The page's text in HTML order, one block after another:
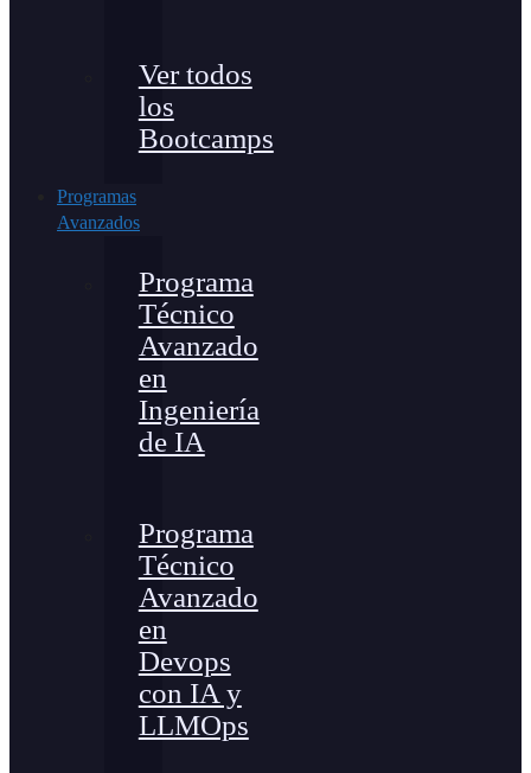
Ver todos
los
Bootcamps
Programas
Avanzados
Programa
Técnico
Avanzado
en
Ingeniería
de IA
Programa
Técnico
Avanzado
en
Devops
con IA y
LLMOps